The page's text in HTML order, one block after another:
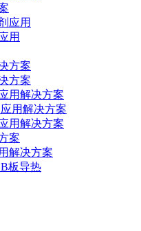
应用
用
方案
方案
用解决方案
用解决方案
用解决方案
案
解决方案
板导热